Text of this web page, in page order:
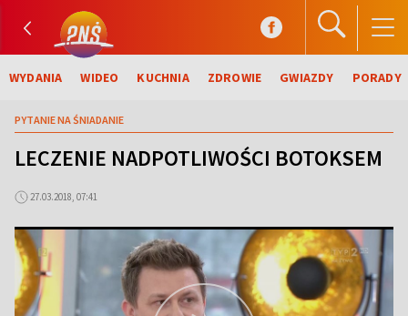
WYDANIA WIDEO KUCHNIA ZDROWIE GWIAZDY PORADY
PYTANIE NA ŚNIADANIE
LECZENIE NADPOTLIWOŚCI BOTOKSEM
27.03.2018, 07:41